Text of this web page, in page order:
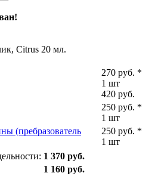
Citrus 20 мл.
270 руб. *
1 шт
420 руб.
250 руб. *
1 шт
(пребразователь
250 руб. *
1 шт
1 370 руб.
1 160 руб.